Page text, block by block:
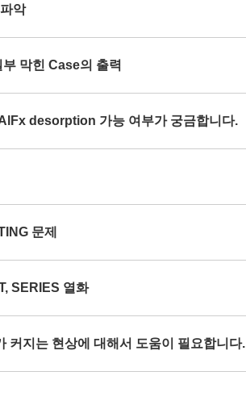
악
막힌 Case의 출력
desorption 가능 여부가 궁금합니다.
문제
SERIES 열화
커지는 현상에 대해서 도움이 필요합니다.